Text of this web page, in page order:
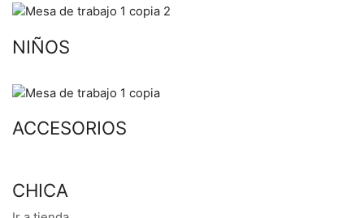
NIÑOS
ACCESORIOS
CHICA